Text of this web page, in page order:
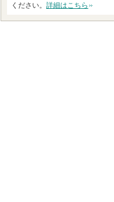
ください。 詳細はこちら